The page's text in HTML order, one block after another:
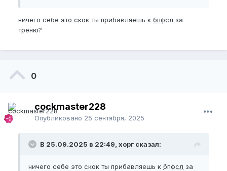
ничего себе это скок ты прибавляешь к бпфсл за
треню?
0
cockmaster228
Опубликовано 25 сентября, 2025
В 25.09.2025 в 22:49, хорг сказал:
ничего себе это скок ты прибавляешь к бпфсл за